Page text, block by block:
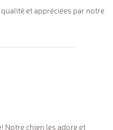
et appréciées par notre
chien les adore et